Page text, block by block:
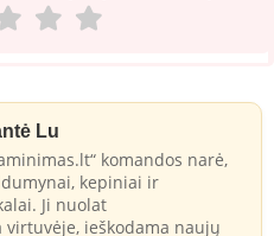
Lu
komandos narė,
kepiniai ir
Ji nuolat
ieškodama naujų